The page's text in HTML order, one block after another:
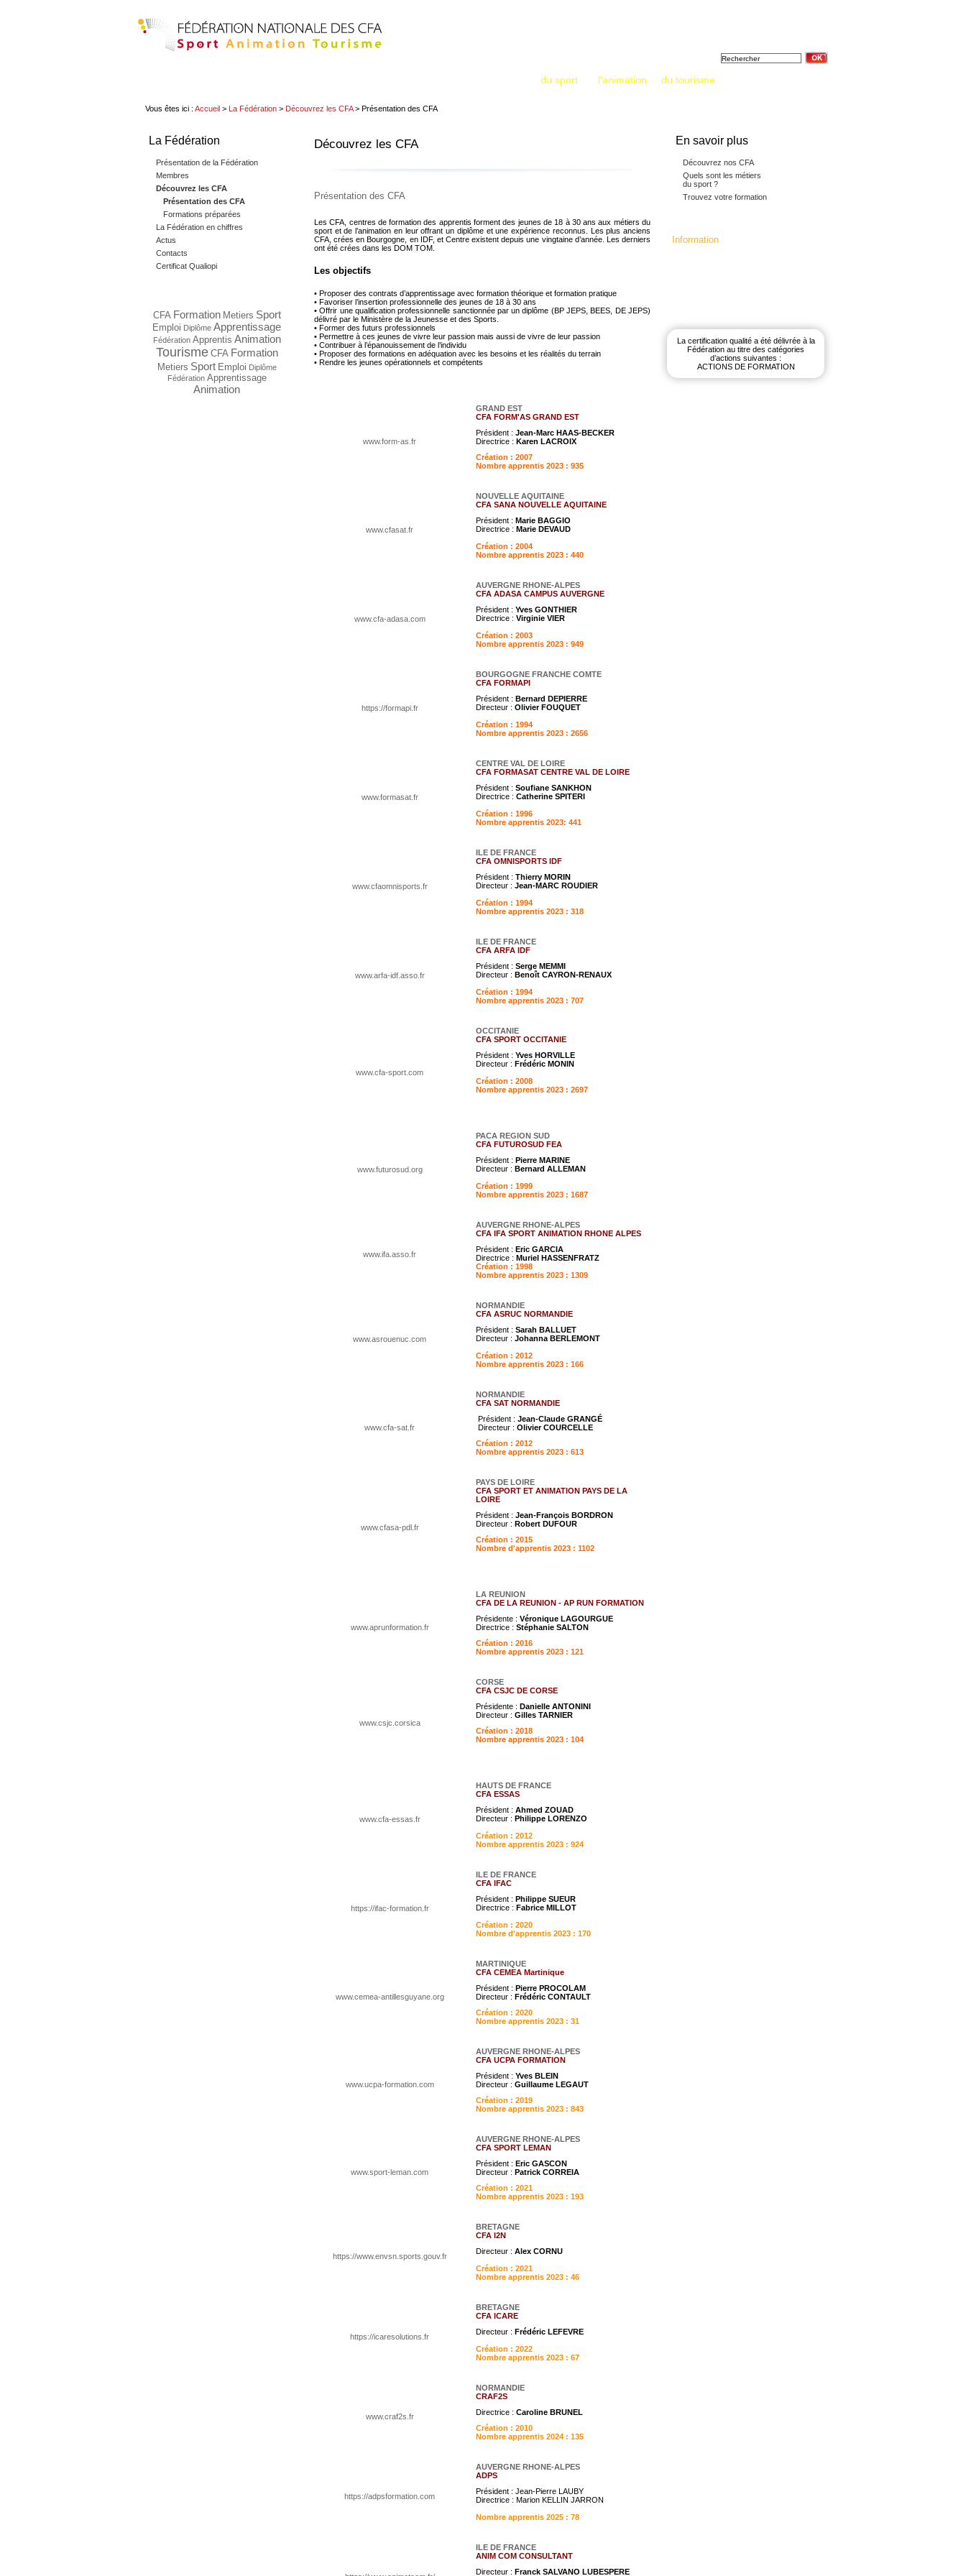
du sport l’animation du tourisme
Vous êtes ici : Accueil > La Fédération > Découvrez les CFA> Présentation des CFA
La Fédération
Présentation de la Fédération
Membres
Découvrez les CFA
Présentation des CFA
Formations préparées
La Fédération en chiffres
Actus
Contacts
Certificat Qualiopi
CFA Formation Metiers Sport
Emploi Diplôme Apprentissage
Fédération Apprentis Animation
Tourisme CFA Formation
Metiers Sport Emploi Diplôme
Fédération Apprentissage
Animation
Découvrez les CFA
Présentation des CFA
Les CFA, centres de formation des apprentis forment des jeunes de 18 à 30 ans aux métiers du
sport et de l’animation en leur offrant un diplôme et une expérience reconnus. Les plus anciens
CFA, crées en Bourgogne, en IDF, et Centre existent depuis une vingtaine d’année. Les derniers
ont été crées dans les DOM TOM.
Les objectifs
• Proposer des contrats d’apprentissage avec formation théorique et formation pratique
• Favoriser l’insertion professionnelle des jeunes de 18 à 30 ans
• Offrir une qualification professionnelle sanctionnée par un diplôme (BP JEPS, BEES, DE JEPS)
délivré par le Ministère de la Jeunesse et des Sports.
• Former des futurs professionnels
• Permettre à ces jeunes de vivre leur passion mais aussi de vivre de leur passion
• Contribuer à l’épanouissement de l’individu
• Proposer des formations en adéquation avec les besoins et les réalités du terrain
• Rendre les jeunes opérationnels et compétents
www.form-as.fr
GRAND EST
CFA FORM'AS GRAND EST
Président : Jean-Marc HAAS-BECKER
Directrice : Karen LACROIX
Création : 2007
Nombre apprentis 2023 : 935
www.cfasat.fr
NOUVELLE AQUITAINE
CFA SANA NOUVELLE AQUITAINE
Président : Marie BAGGIO
Directrice : Marie DEVAUD
Création : 2004
Nombre apprentis 2023 : 440
www.cfa-adasa.com
AUVERGNE RHONE-ALPES
CFA ADASA CAMPUS AUVERGNE
Président : Yves GONTHIER
Directrice : Virginie VIER
Création : 2003
Nombre apprentis 2023 : 949
https://formapi.fr
BOURGOGNE FRANCHE COMTE
CFA FORMAPI
Président : Bernard DEPIERRE
Directeur : Olivier FOUQUET
Création : 1994
Nombre apprentis 2023 : 2656
www.formasat.fr
CENTRE VAL DE LOIRE
CFA FORMASAT CENTRE VAL DE LOIRE
Président : Soufiane SANKHON
Directrice : Catherine SPITERI
Création : 1996
Nombre apprentis 2023: 441
www.cfaomnisports.fr
ILE DE FRANCE
CFA OMNISPORTS IDF
Président : Thierry MORIN
Directeur : Jean-MARC ROUDIER
Création : 1994
Nombre apprentis 2023 : 318
www.arfa-idf.asso.fr
ILE DE FRANCE
CFA ARFA IDF
Président : Serge MEMMI
Directeur : Benoît CAYRON-RENAUX
Création : 1994
Nombre apprentis 2023 : 707
www.cfa-sport.com
OCCITANIE
CFA SPORT OCCITANIE
Président : Yves HORVILLE
Directeur : Frédéric MONIN
Création : 2008
Nombre apprentis 2023 : 2697
www.futurosud.org
PACA REGION SUD
CFA FUTUROSUD FEA
Président : Pierre MARINE
Directeur : Bernard ALLEMAN
Création : 1999
Nombre apprentis 2023 : 1687
www.ifa.asso.fr
AUVERGNE RHONE-ALPES
CFA IFA SPORT ANIMATION RHONE ALPES
Président : Eric GARCIA
Directrice : Muriel HASSENFRATZ
Création : 1998
Nombre apprentis 2023 : 1309
www.asrouenuc.com
NORMANDIE
CFA ASRUC NORMANDIE
Président : Sarah BALLUET
Directeur : Johanna BERLEMONT
Création : 2012
Nombre apprentis 2023 : 166
www.cfa-sat.fr
NORMANDIE
CFA SAT NORMANDIE
Président : Jean-Claude GRANGÉ
Directeur : Olivier COURCELLE
Création : 2012
Nombre apprentis 2023 : 613
www.cfasa-pdl.fr
PAYS DE LOIRE
CFA SPORT ET ANIMATION PAYS DE LA
LOIRE
Président : Jean-François BORDRON
Directeur : Robert DUFOUR
Création : 2015
Nombre d'apprentis 2023 : 1102
www.aprunformation.fr
LA REUNION
CFA DE LA REUNION - AP RUN FORMATION
Présidente : Véronique LAGOURGUE
Directrice : Stéphanie SALTON
Création : 2016
Nombre apprentis 2023 : 121
www.csjc.corsica
CORSE
CFA CSJC DE CORSE
Présidente : Danielle ANTONINI
Directeur : Gilles TARNIER
Création : 2018
Nombre apprentis 2023 : 104
www.cfa-essas.fr
HAUTS DE FRANCE
CFA ESSAS
Président : Ahmed ZOUAD
Directeur : Philippe LORENZO
Création : 2012
Nombre apprentis 2023 : 924
https://ifac-formation.fr
ILE DE FRANCE
CFA IFAC
Président : Philippe SUEUR
Directrice : Fabrice MILLOT
Création : 2020
Nombre d'apprentis 2023 : 170
www.cemea-antillesguyane.org
MARTINIQUE
CFA CEMEA Martinique
Président : Pierre PROCOLAM
Directeur : Frédéric CONTAULT
Création : 2020
Nombre apprentis 2023 : 31
www.ucpa-formation.com
AUVERGNE RHONE-ALPES
CFA UCPA FORMATION
Président : Yves BLEIN
Directeur : Guillaume LEGAUT
Création : 2019
Nombre apprentis 2023 : 843
www.sport-leman.com
AUVERGNE RHONE-ALPES
CFA SPORT LEMAN
Président : Eric GASCON
Directeur : Patrick CORREIA
Création : 2021
Nombre apprentis 2023 : 193
https://www.envsn.sports.gouv.fr
BRETAGNE
CFA I2N
Directeur : Alex CORNU
Création : 2021
Nombre apprentis 2023 : 46
https://icaresolutions.fr
BRETAGNE
CFA ICARE
Directeur : Frédéric LEFEVRE
Création : 2022
Nombre apprentis 2023 : 67
www.craf2s.fr
NORMANDIE
CRAF2S
Directrice : Caroline BRUNEL
Création : 2010
Nombre apprentis 2024 : 135
https://adpsformation.com
AUVERGNE RHONE-ALPES
ADPS
Président : Jean-Pierre LAUBY
Directrice : Marion KELLIN JARRON
Nombre apprentis 2025 : 78
ILE DE FRANCE
ANIM COM CONSULTANT
Directeur : Franck SALVANO LUBESPERE
En savoir plus
Découvrez nos CFA
Quels sont les métiers
du sport ?
Trouvez votre formation
Information
La certification qualité a été délivrée à la
Fédération au titre des catégories
d’actions suivantes :
ACTIONS DE FORMATION